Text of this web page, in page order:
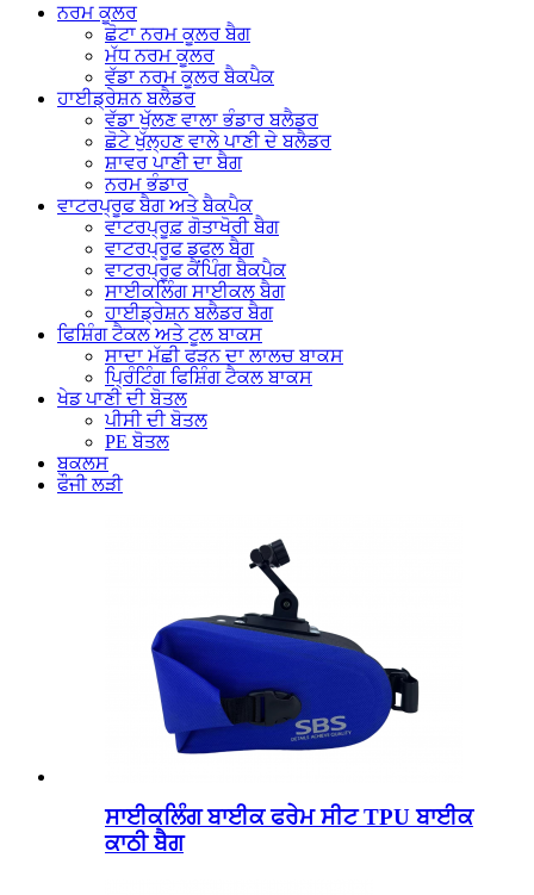
ਨਰਮ ਕੂਲਰ
ਛੋਟਾ ਨਰਮ ਕੂਲਰ ਬੈਗ
ਮੱਧ ਨਰਮ ਕੂਲਰ
ਵੱਡਾ ਨਰਮ ਕੂਲਰ ਬੈਕਪੈਕ
ਹਾਈਡ੍ਰੇਸ਼ਨ ਬਲੈਡਰ
ਵੱਡਾ ਖੁੱਲਣ ਵਾਲਾ ਭੰਡਾਰ ਬਲੈਡਰ
ਛੋਟੇ ਖੁੱਲ੍ਹਣ ਵਾਲੇ ਪਾਣੀ ਦੇ ਬਲੈਡਰ
ਸ਼ਾਵਰ ਪਾਣੀ ਦਾ ਬੈਗ
ਨਰਮ ਭੰਡਾਰ
ਵਾਟਰਪ੍ਰੂਫ ਬੈਗ ਅਤੇ ਬੈਕਪੈਕ
ਵਾਟਰਪ੍ਰੂਫ਼ ਗੋਤਾਖੋਰੀ ਬੈਗ
ਵਾਟਰਪ੍ਰੂਫ ਡਫਲ ਬੈਗ
ਵਾਟਰਪ੍ਰੂਫ ਕੈਂਪਿੰਗ ਬੈਕਪੈਕ
ਸਾਈਕਲਿੰਗ ਸਾਈਕਲ ਬੈਗ
ਹਾਈਡ੍ਰੇਸ਼ਨ ਬਲੈਡਰ ਬੈਗ
ਫਿਸ਼ਿੰਗ ਟੈਕਲ ਅਤੇ ਟੂਲ ਬਾਕਸ
ਸਾਦਾ ਮੱਛੀ ਫੜਨ ਦਾ ਲਾਲਚ ਬਾਕਸ
ਪ੍ਰਿੰਟਿੰਗ ਫਿਸ਼ਿੰਗ ਟੈਕਲ ਬਾਕਸ
ਖੇਡ ਪਾਣੀ ਦੀ ਬੋਤਲ
ਪੀਸੀ ਦੀ ਬੋਤਲ
PE ਬੋਤਲ
ਬਕਲਸ
ਫੌਜੀ ਲੜੀ
ਸਾਈਕਲਿੰਗ ਬਾਈਕ ਫਰੇਮ ਸੀਟ TPU ਬਾਈਕ
ਕਾਠੀ ਬੈਗ